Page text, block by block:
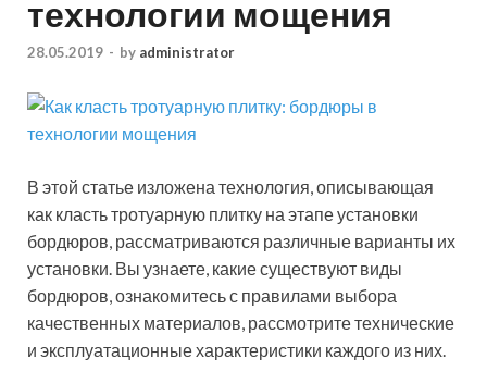
технологии мощения
28.05.2019 - by administrator
В этой статье изложена технология, описывающая
как класть тротуарную плитку на этапе установки
бордюров, рассматриваются различные варианты их
установки. Вы узнаете, какие существуют виды
бордюров, ознакомитесь с правилами выбора
качественных материалов, рассмотрите технические
и эксплуатационные характеристики каждого из них.